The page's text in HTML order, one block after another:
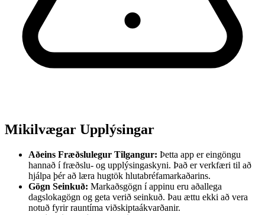
Mikilvægar Upplýsingar
Aðeins Fræðslulegur Tilgangur: Þetta app er eingöngu
hannað í fræðslu- og upplýsingaskyni. Það er verkfæri til að
hjálpa þér að læra hugtök hlutabréfamarkaðarins.
Gögn Seinkuð: Markaðsgögn í appinu eru aðallega
dagslokagögn og geta verið seinkuð. Þau ættu ekki að vera
notuð fyrir rauntíma viðskiptaákvarðanir.